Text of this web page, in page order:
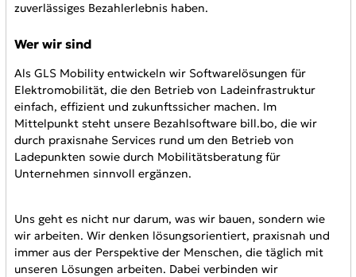
zuverlässiges Bezahlerlebnis haben.
Wer wir sind
Als GLS Mobility entwickeln wir Softwarelösungen für
Elektromobilität, die den Betrieb von Ladeinfrastruktur
einfach, effizient und zukunftssicher machen. Im
Mittelpunkt steht unsere Bezahlsoftware bill.bo, die wir
durch praxisnahe Services rund um den Betrieb von
Ladepunkten sowie durch Mobilitätsberatung für
Unternehmen sinnvoll ergänzen.
Uns geht es nicht nur darum, was wir bauen, sondern wie
wir arbeiten. Wir denken lösungsorientiert, praxisnah und
immer aus der Perspektive der Menschen, die täglich mit
unseren Lösungen arbeiten. Dabei verbinden wir